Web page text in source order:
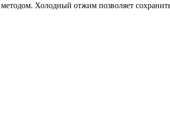
Холодный отжим позволяет